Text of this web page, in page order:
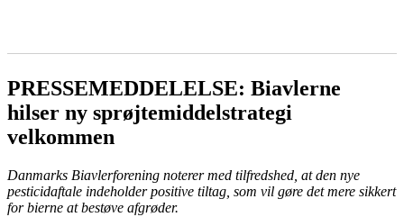
PRESSEMEDDELELSE: Biavlerne
hilser ny sprøjtemiddelstrategi
velkommen
Danmarks Biavlerforening noterer med tilfredshed, at den nye
pesticidaftale indeholder positive tiltag, som vil gøre det mere sikkert
for bierne at bestøve afgrøder.